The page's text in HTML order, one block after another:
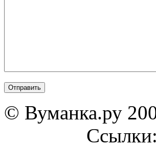
© Вуманка.ру
Ссылки: